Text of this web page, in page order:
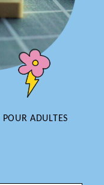
POUR ADULTES